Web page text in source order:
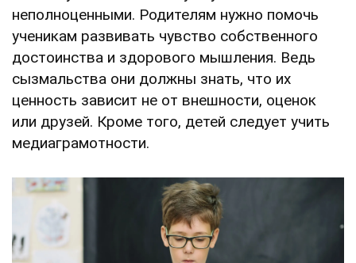
неполноценными. Родителям нужно помочь
ученикам развивать чувство собственного
достоинства и здорового мышления. Ведь
сызмальства они должны знать, что их
ценность зависит не от внешности, оценок
или друзей. Кроме того, детей следует учить
медиаграмотности.